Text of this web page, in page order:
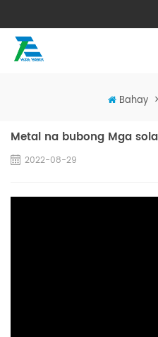
Bahay >
Metal na bubong Mga
2022-08-29